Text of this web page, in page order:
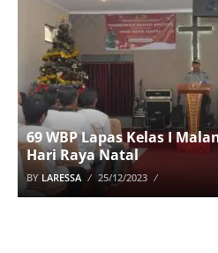
69 WBP Lapas Kelas I
Hari Raya Natal
BY LARESSA 25/12/2023